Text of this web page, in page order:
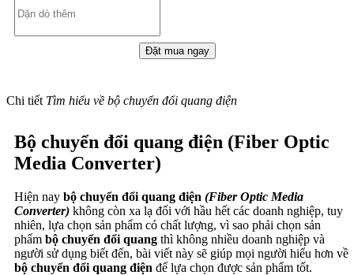
Chi tiết Tìm hiểu về bộ chuyển đổi quang điện
Bộ chuyển đổi quang điện (Fiber Optic
Media Converter)
Hiện nay bộ chuyển đổi quang điện (Fiber Optic Media
Converter) không còn xa lạ đối với hầu hết các doanh nghiệp, tuy
nhiên, lựa chọn sản phẩm có chất lượng, vì sao phải chọn sản
phẩm bộ chuyển đổi quang thì không nhiều doanh nghiệp và
người sử dụng biết đến, bài viết này sẽ giúp mọi người hiểu hơn về
bộ chuyển đổi quang điện để lựa chọn được sản phẩm tốt.